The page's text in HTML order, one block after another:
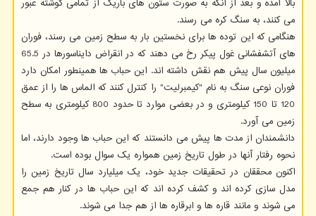
بالا آمده و بعد از آنکه به صورت ستون های باریک از تمامی گوشته عبور
می کنند، به سنگ کره می رسند.
هنگامی که این توده ها برای نخستین بار به سطح زمین می رسند، فوران
های آتشفشانی غول پیکر رخ می دهند که در انقراض دایناسورها در 65.5
میلیون سال پیش هم نقش داشته اند. این حباب ها همینطور امکان دارد
فوران نوعی سنگ به نام "کیمبرلیت" را کنترل کنند که الماس ها را از عمق
120 تا 150 کیلومتری و در بعضی موارد تا حدود 800 کیلومتری به سطح
زمین می آورد.
دانشمندان از مدت ها پیش می دانستند که این حباب ها وجود دارند، اما
نحوه رفتار آنها در طول تاریخ زمین همواره یک سوال بوده است.
اکنون محققان در تحقیقات جدید خود، یک میلیارد سال تاریخ زمین را
مدل سازی کرده اند و کشف کرده اند که این حباب ها در کنار هم جمع
می شوند و مانند قاره ها و ابرقاره ها از هم جدا می شوند.